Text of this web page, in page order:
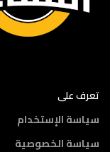
تعرف على
سياسة الإستخدام
سياسة الخصوصية